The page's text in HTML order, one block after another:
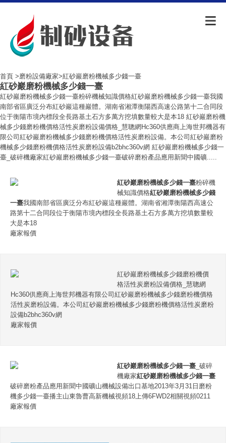
首頁 >磨粉設備廠家>紅砂巖磨粉機械多少錢一臺
紅砂巖磨粉機械多少錢一臺
紅砂巖磨粉機械多少錢一臺粉碎機械知識價格紅砂巖磨粉機械多少錢一臺我國
南部省區廣泛分布紅砂巖這種巖體。湖南省湘潭衡陽西高速公路第十二合同段
位于衡陽市境內標段全長路基土石方多萬方挖填數量較大是本18 紅砂巖磨粉機
械多少錢磨粉機價格活性炭磨粉設備價格_慧聰網Hc360供應商上海世邦機器有
限公司紅砂巖磨粉機械多少錢磨粉機價格活性炭磨粉設備。本公司紅砂巖磨粉
機械多少錢磨粉機價格活性炭磨粉設備b2bhc360v網 紅砂巖磨粉機械多少錢一
臺_破碎機廠家紅砂巖磨粉機械多少錢一臺破碎磨粉產品應用新聞中國礦.....
紅砂巖磨粉機械多少錢一臺粉碎機
械知識價格紅砂巖磨粉機械多少錢
一臺我國南部省區廣泛分布紅砂巖這種巖體。湖南省湘潭衡陽西高速公
路第十二合同段位于衡陽市境內標段全長路基土石方多萬方挖填數量較
大是本18
廠家報價
紅砂巖磨粉機械多少錢磨粉機價
格活性炭磨粉設備價格_慧聰網
Hc360供應商上海世邦機器有限公司紅砂巖磨粉機械多少錢磨粉機價格
活性炭磨粉設備。本公司紅砂巖磨粉機械多少錢磨粉機價格活性炭磨粉
設備b2bhc360v網
廠家報價
紅砂巖磨粉機械多少錢一臺 _破碎
機廠家紅砂巖磨粉機械多少錢一臺
破碎磨粉產品應用新聞中國礦山機械設備出口基地2013年3月31日磨粉
機多少錢一臺播主山東魯曹高新機械視頻18上傳6FWD2相關視頻0211
廠家報價